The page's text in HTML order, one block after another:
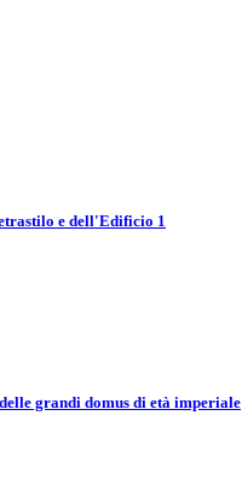
e dell'Edificio 1
grandi domus di età imperiale